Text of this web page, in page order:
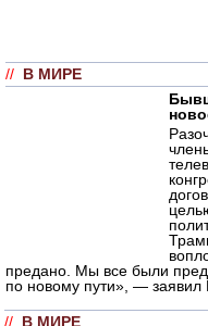
// В МИРЕ
предано. Мы все были
по новому пути», — заявил
// В МИРЕ